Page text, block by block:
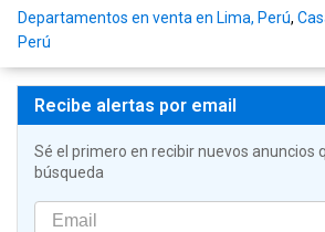
Departamentos en venta en Lima, Perú,
Perú
Recibe alertas por email
Sé el primero en recibir nuevos anuncios
búsqueda